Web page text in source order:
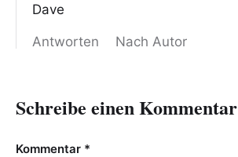
Dave
Antworten Nach Autor
Schreibe einen Kommentar
Kommentar *